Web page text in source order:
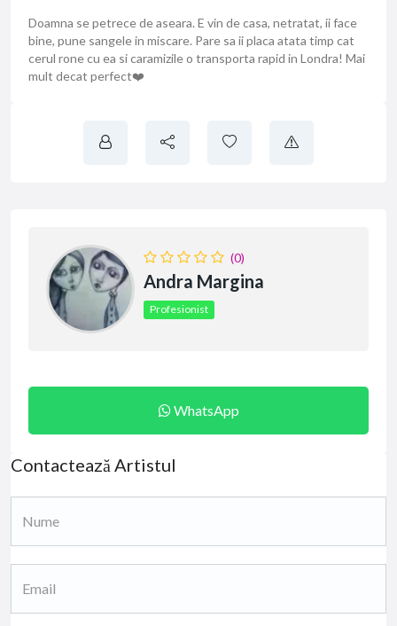
Doamna se petrece de aseara. E vin de casa, netratat, ii face
bine, pune sangele in miscare. Pare sa ii placa atata timp cat
cerul rone cu ea si caramizile o transporta rapid in Londra! Mai
mult decat perfect❤️
(0)
Andra Margina
Profesionist
WhatsApp
Contactează Artistul